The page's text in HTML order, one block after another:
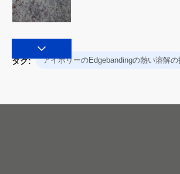
タグ: アイボリーのEdgebandingの熱い溶解の